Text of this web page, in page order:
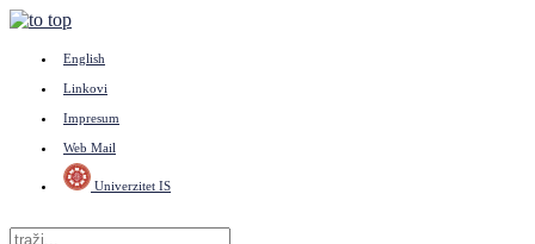
English
Linkovi
Impresum
Web Mail
Univerzitet IS